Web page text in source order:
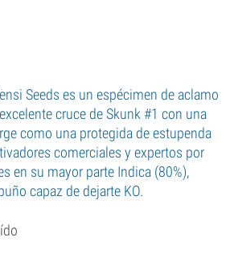
Seeds es un espécimen de aclamo
cruce de Skunk #1 con una
como una protegida de estupenda
comerciales y expertos por
en su mayor parte Indica (80%),
capaz de dejarte KO.